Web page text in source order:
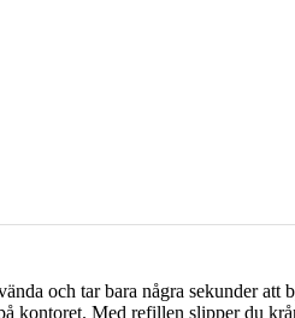
och tar bara några sekunder att
kontoret. Med refillen slipper du